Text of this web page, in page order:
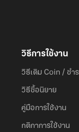
วิธีการใช้งาน
วิธีเติม Coin / ชำร
วิธีซื้อนิยาย
คู่มือการใช้งาน
กติกาการใช้งาน